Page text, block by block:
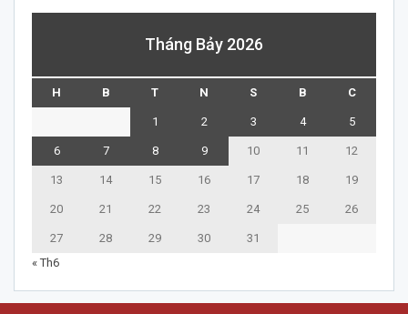
Tháng Bảy 2026
H B T N S B C
1 2 3 4 5
6 7 8 9 10 11 12
13 14 15 16 17 18 19
20 21 22 23 24 25 26
27 28 29 30
31
« Th6